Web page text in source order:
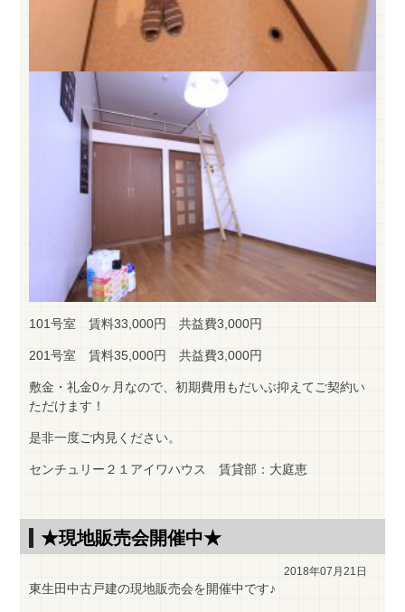
101号室 賃料33,000円 共益費3,000円
201号室 賃料35,000円 共益費3,000円
敷金・礼金0ヶ月なので、初期費用もだいぶ抑えてご契約い
ただけます！
是非一度ご内見ください。
センチュリー２１アイワハウス 賃貸部：大庭恵
★現地販売会開催中★
2018年07月21日
東生田中古戸建の現地販売会を開催中です♪